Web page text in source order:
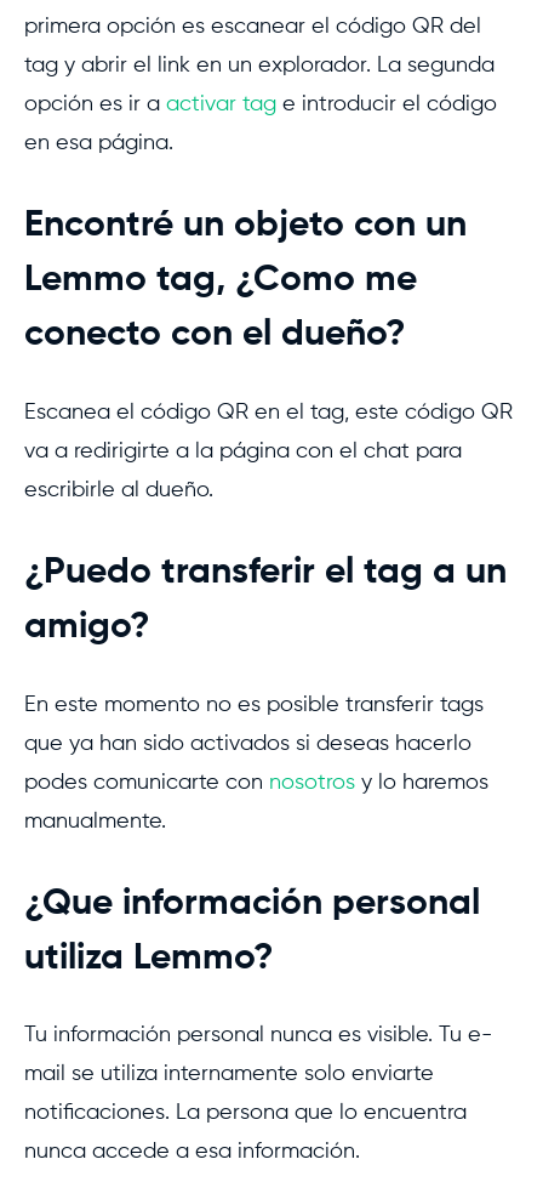
primera opción es escanear el código QR del
tag y abrir el link en un explorador. La segunda
opción es ir a activar tag e introducir el código
en esa página.
Encontré un objeto con un
Lemmo tag, ¿Como me
conecto con el dueño?
Escanea el código QR en el tag, este código QR
va a redirigirte a la página con el chat para
escribirle al dueño.
¿Puedo transferir el tag a un
amigo?
En este momento no es posible transferir tags
que ya han sido activados si deseas hacerlo
podes comunicarte con nosotros y lo haremos
manualmente.
¿Que información personal
utiliza Lemmo?
Tu información personal nunca es visible. Tu e-
mail se utiliza internamente solo enviarte
notificaciones. La persona que lo encuentra
nunca accede a esa información.